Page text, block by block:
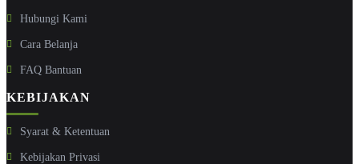
Hubungi Kami
Cara Belanja
FAQ Bantuan
KEBIJAKAN
Syarat & Ketentuan
Kebijakan Privasi